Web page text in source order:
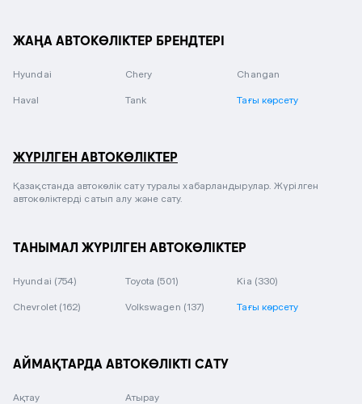
ЖАҢА АВТОКӨЛІКТЕР БРЕНДТЕРІ
Hyundai Chery Changan
Haval Tank Тағы көрсету
ЖҮРІЛГЕН АВТОКӨЛІКТЕР
Қазақстанда автокөлік сату туралы хабарландырулар. Жүрілген
автокөліктерді сатып алу және сату.
ТАНЫМАЛ ЖҮРІЛГЕН АВТОКӨЛІКТЕР
Hyundai (754) Toyota (501) Kia (330)
Chevrolet (162) Volkswagen (137) Тағы көрсету
АЙМАҚТАРДА АВТОКӨЛІКТІ САТУ
Ақтау Атырау